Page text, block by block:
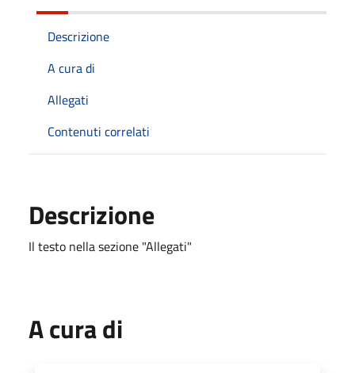
Descrizione
A cura di
Allegati
Contenuti correlati
Descrizione
Il testo nella sezione "Allegati"
A cura di